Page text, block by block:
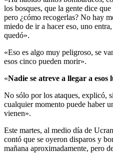
los bosques, que la gente dice
pero ¿cómo recogerlas? No hay
miedo de ir a hacer eso, uno
quedó».
«Eso es algo muy peligroso, se
esos cinco pueden morir».
«Nadie se atreve a llegar a esos
No sólo por los ataques, explicó,
cualquier momento puede haber
vienen».
Este martes, al medio día de
contó que se oyeron disparos y
mañana aproximadamente, pero